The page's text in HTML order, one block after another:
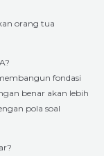
orang tua
fondasi
benar akan lebih
pola soal